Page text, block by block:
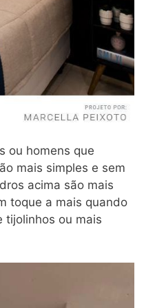
ou homens que
mais simples e sem
acima são mais
toque a mais quando
tijolinhos ou mais